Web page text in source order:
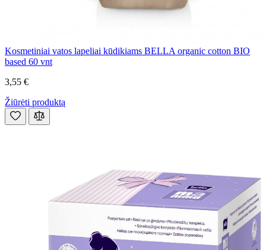
Kosmetiniai vatos lapeliai kūdikiams BELLA organic cotton BIO
based 60 vnt
3,55 €
Žiūrėti produktą